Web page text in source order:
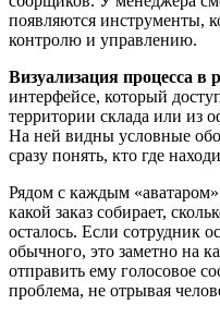
появляются инструменты,
контролю и управлению.
Визуализация процесса в
интерфейсе, который
территории склада или из
На ней видны условные
сразу понять, кто где
Рядом с каждым «аватаром»
какой заказ собирает,
осталось. Если сотрудник
обычного, это заметно на
отправить ему голосовое
проблема, не отрывая